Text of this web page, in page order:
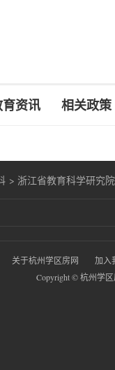
资讯 相关政策
> 浙江省教育科学研究
关于杭州学区房网
加入
Copyright © 杭州学